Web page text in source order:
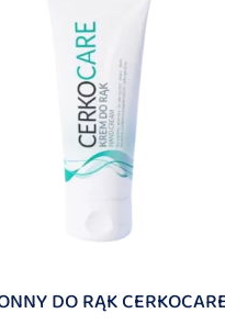
DO RĄK